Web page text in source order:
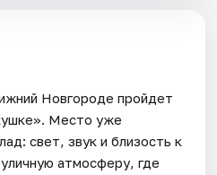
Новгороде пройдет
Место уже
свет, звук и близость к
атмосферу, где